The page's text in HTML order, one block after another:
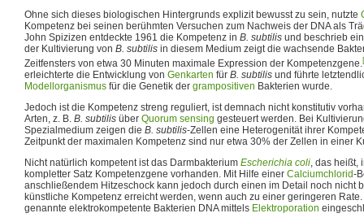
Ohne sich dieses biologischen Hintergrunds explizit bewusst zu sein, nutzte
Kompetenz bei seinen berühmten Versuchen zum Nachweis der DNA als
John Spizizen entdeckte 1961 die Kompetenz in B. subtilis und beschrieb
der Kultivierung von B. subtilis in diesem Medium zeigt die wachsende
Zeitfensters von etwa 30 Minuten maximale Expression der Kompetenzgene.
erleichterte die Entwicklung von Genkarten für B. subtilis und führte
Modellorganismus für die Genetik der grampositiven Bakterien wurde.
Jedoch ist die Kompetenz streng reguliert, ist demnach nicht konstitutiv
Arten, z. B. B. subtilis über Quorum sensing gesteuert werden. Bei
Spezialmedium zeigen die B. subtilis-Zellen eine Heterogenität ihrer
Zeitpunkt der maximalen Kompetenz sind nur etwa 30% der Zellen in einer
Nicht natürlich kompetent ist das Darmbakterium Escherichia coli, das heißt,
kompletter Satz Kompetenzgene vorhanden. Mit Hilfe einer Calciumchlorid-
anschließendem Hitzeschock kann jedoch durch einen im Detail noch nicht
künstliche Kompetenz erreicht werden, wenn auch zu einer geringeren
genannte elektrokompetente Bakterien DNA mittels Elektroporation